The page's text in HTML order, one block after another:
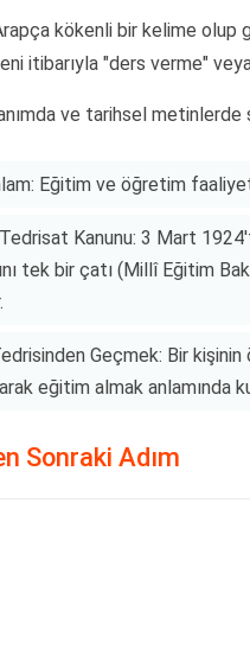
kökenli bir kelime olup
itibarıyla "ders verme"
ve tarihsel metinlerde
Eğitim ve öğretim
Kanunu: 3 Mart
tek bir çatı (Millî Eğitim
Geçmek: Bir
eğitim almak anlamında
Sonraki Adım